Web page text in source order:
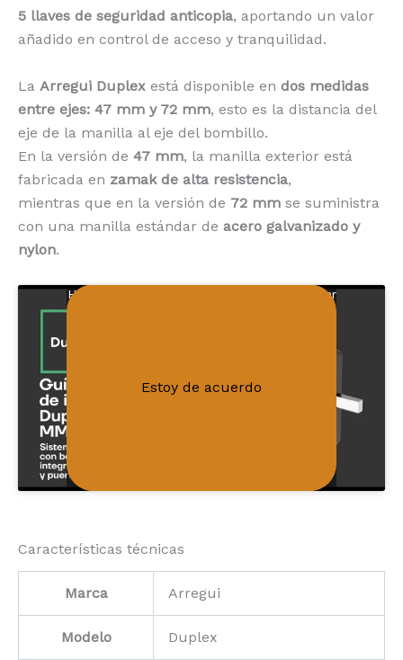
5 llaves de seguridad anticopia, aportando un valor
añadido en control de acceso y tranquilidad.
La Arregui Duplex está disponible en dos medidas
entre ejes: 47 mm y 72 mm, esto es la distancia del
eje de la manilla al eje del bombillo.
En la versión de 47 mm, la manilla exterior está
fabricada en zamak de alta resistencia,
mientras que en la versión de 72 mm se suministra
con una manilla estándar de acero galvanizado y
nylon.
Haz clic en «Estoy de acuerdo» para activar
Estoy de acuerdo
Características técnicas
Marca Arregui
Modelo Duplex